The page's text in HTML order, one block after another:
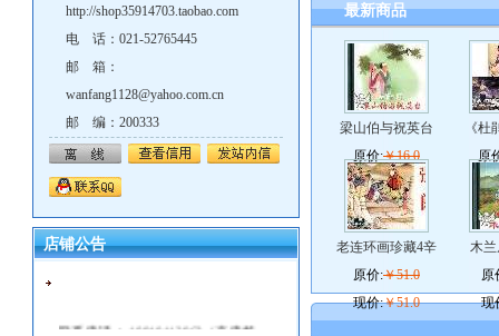
http://shop35914703.taobao.com
电 话：021-52765445
邮 箱：
wanfang1128@yahoo.com.cn
邮 编：200333
店铺公告
联系电话： 18918112962（来电畅
最新商品
梁山伯与祝英台
原价:￥16.0
现价:￥16.0
《
原
现
老连环画珍藏4辛
原价:￥51.0
现价:￥51.0
木兰
原
现